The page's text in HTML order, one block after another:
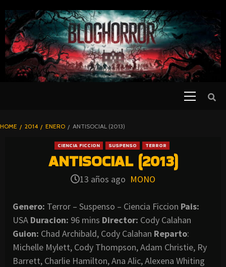
TO
CONTENT
BLOGHORROR
HOME 2014 ENERO ANTISOCIAL (2013)
CIENCIA FICCION SUSPENSO TERROR
ANTISOCIAL (2013)
13 años ago MONO
Genero: Terror – Suspenso – Ciencia Ficcion Pais:
USA Duracion: 96 mins Director: Cody Calahan
Guion: Chad Archibald, Cody Calahan Reparto:
Michelle Mylett, Cody Thompson, Adam Christie, Ry
Barrett, Charlie Hamilton, Ana Alic, Alexena Whiting